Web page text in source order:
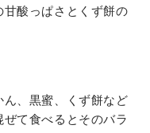
酸っぱさとくず餅の
、黒蜜、くず餅など
て食べるとそのバラ